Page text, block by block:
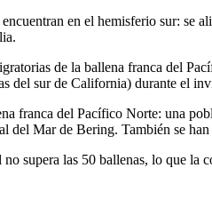
en el hemisferio sur: se
de la ballena franca del
del sur de California) durante el
franca del Pacífico Norte: una
del Mar de Bering. También se
supera las 50 ballenas, lo que la